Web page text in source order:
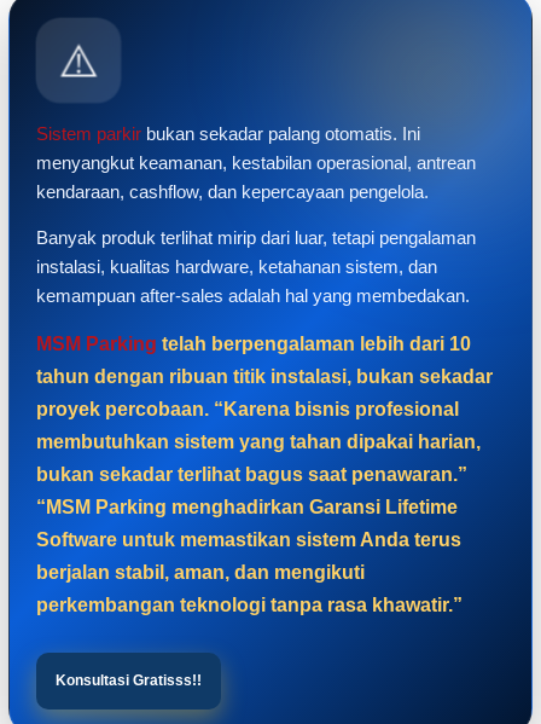
⚠️
Sistem parkir bukan sekadar palang otomatis. Ini
menyangkut keamanan, kestabilan operasional, antrean
kendaraan, cashflow, dan kepercayaan pengelola.
Banyak produk terlihat mirip dari luar, tetapi pengalaman
instalasi, kualitas hardware, ketahanan sistem, dan
kemampuan after-sales adalah hal yang membedakan.
MSM Parking telah berpengalaman lebih dari 10
tahun dengan ribuan titik instalasi, bukan sekadar
proyek percobaan. “Karena bisnis profesional
membutuhkan sistem yang tahan dipakai harian,
bukan sekadar terlihat bagus saat penawaran.”
“MSM Parking menghadirkan Garansi Lifetime
Software untuk memastikan sistem Anda terus
berjalan stabil, aman, dan mengikuti
perkembangan teknologi tanpa rasa khawatir.”
Konsultasi Gratisss!!